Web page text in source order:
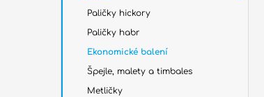
Paličky hickory
Paličky habr
Ekonomické balení
Špejle, malety a timbales
Metličky